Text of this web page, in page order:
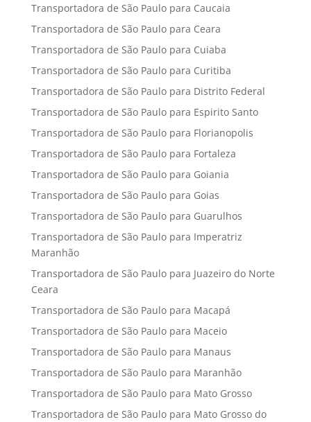
Transportadora de São Paulo para Caucaia
Transportadora de São Paulo para Ceara
Transportadora de São Paulo para Cuiaba
Transportadora de São Paulo para Curitiba
Transportadora de São Paulo para Distrito Federal
Transportadora de São Paulo para Espirito Santo
Transportadora de São Paulo para Florianopolis
Transportadora de São Paulo para Fortaleza
Transportadora de São Paulo para Goiania
Transportadora de São Paulo para Goias
Transportadora de São Paulo para Guarulhos
Transportadora de São Paulo para Imperatriz
Maranhão
Transportadora de São Paulo para Juazeiro do Norte
Ceara
Transportadora de São Paulo para Macapá
Transportadora de São Paulo para Maceio
Transportadora de São Paulo para Manaus
Transportadora de São Paulo para Maranhão
Transportadora de São Paulo para Mato Grosso
Transportadora de São Paulo para Mato Grosso do